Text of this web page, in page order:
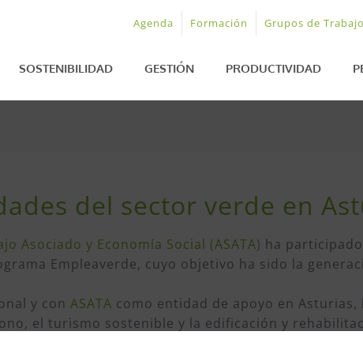
Agenda Formación Grupos de Trabajo
SOSTENIBILIDAD GESTIÓN PRODUCTIVIDAD
del sector verde en
Asociado y Economía Social (ASATA) ha
Empleaverde, cuyo objetivo ha sido la
y con ASATA como entidad de apoyo en
el turismo sostenible y la edificación y
” dirigidas a